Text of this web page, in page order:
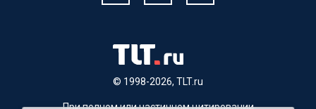
© 1998-2026, TLT.ru
При полном или частичном цитировании